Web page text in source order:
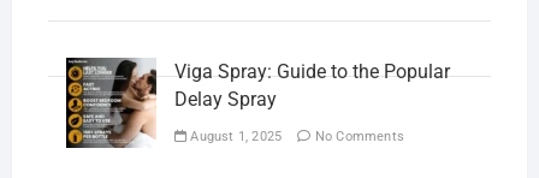
Viga Spray: Guide to the Popular
Delay Spray
August 1, 2025 No Comments